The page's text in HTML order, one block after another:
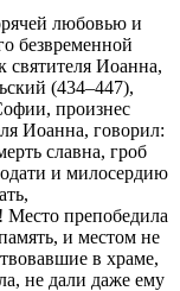
любовью и
безвременной
святителя Иоанна,
(434–447),
произнес
Иоанна, говорил:
славна, гроб
и милосердию
препобедила
и местом не
в храме,
не дали даже ему